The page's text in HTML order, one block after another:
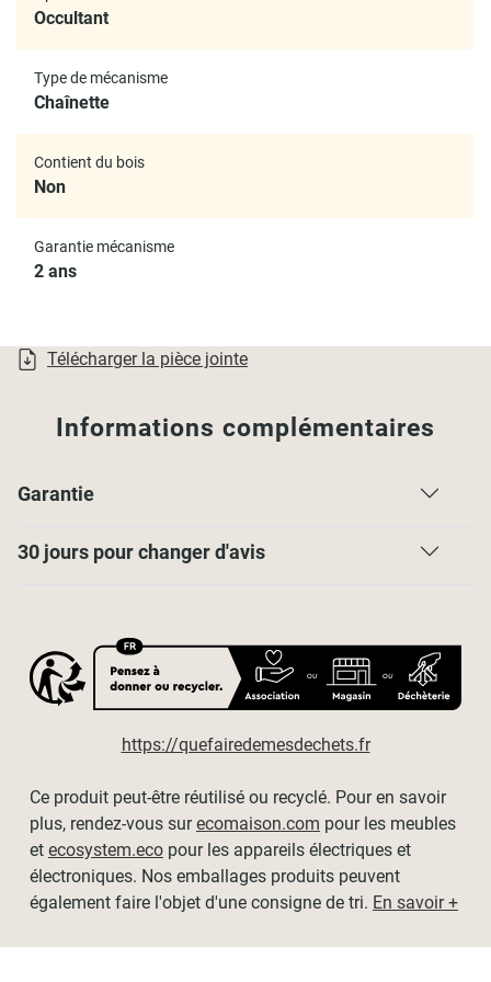
- Fixations à visser ou sans percer, au choix
Fixations sans perçage
- Visserie incluse
- Mécanisme complet
Dimensions
Les dimensions affichées sont les dimensions du tissu,
et une scie à métaux.
lorsque le store est entièrement descendu pour le rendu
esthétique. Merci de tenir compte de cela dans le choix de
la hauteur de votre store.
Dimensions disponibles (tissu / hors-tout) :
- L60cm x H190cm / L64cm x H190cm
- L90cm x H190cm / L94cm x H190cm
- L120cm x H190cm / L124cm x H190cm
Occultant
Type de mécanisme
Chaînette
Contient du bois
Non
Garantie mécanisme
2 ans
Télécharger la pièce jointe
Informations complémentaires
Garantie
30 jours pour changer d'avis
https://quefairedemesdechets.fr
Ce produit peut-être réutilisé ou recyclé. Pour en savoir
plus, rendez-vous surecomaison.com pour les meubles
et ecosystem.eco pour les appareils électriques et
électroniques. Nos emballages produits peuvent
également faire l'objet d'une consigne de tri. En savoir +